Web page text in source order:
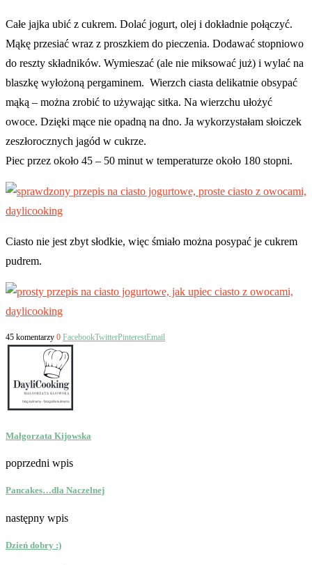
Całe jajka ubić z cukrem. Dolać jogurt, olej i dokładnie połączyć.
Mąkę przesiać wraz z proszkiem do pieczenia. Dodawać stopniowo
do reszty składników. Wymieszać (ale nie miksować już) i wylać na
blaszkę wyłożoną pergaminem. Wierzch ciasta delikatnie obsypać
mąką – można zrobić to używając sitka. Na wierzchu ułożyć
owoce. Dzięki mące nie opadną na dno. Ja wykorzystałam słoiczek
zeszłorocznych jagód w cukrze.
Piec przez około 45 – 50 minut w temperaturze około 180 stopni.
Ciasto nie jest zbyt słodkie, więc śmiało można posypać je cukrem
pudrem.
45 komentarzy 0 FacebookTwitterPinterestEmail
Małgorzata Kijowska
poprzedni wpis
Pancakes…dla Naczelnej
następny wpis
Dzień dobry :)